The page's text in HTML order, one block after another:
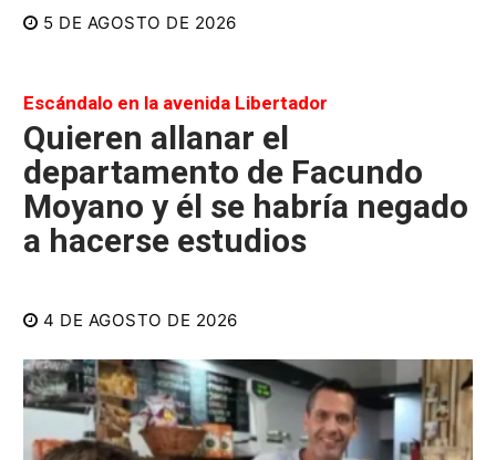
5 DE AGOSTO DE 2026
Escándalo en la avenida Libertador
Quieren allanar el
departamento de Facundo
Moyano y él se habría negado
a hacerse estudios
4 DE AGOSTO DE 2026